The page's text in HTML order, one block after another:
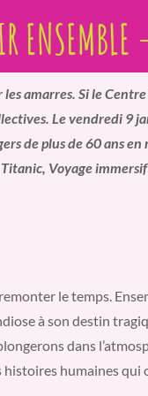
amarres. Si le
Le vendredi 9
de plus de 60 ans
Voyage immersif
le temps.
à son destin
dans
humaines qui